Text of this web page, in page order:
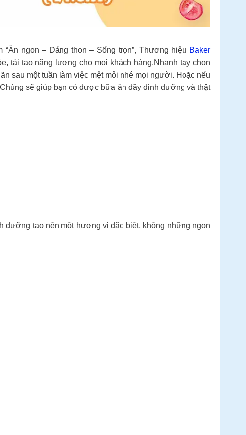
ngon – Dáng thon – Sống trọn”, Thương hiệu Baker
tái tạo năng lượng cho mọi khách hàng.Nhanh tay chọn
sau một tuần làm việc mệt mỏi nhé mọi người. Hoặc nếu
sẽ giúp bạn có được bữa ăn đầy dinh dưỡng và thật
dưỡng tạo nên một hương vị đặc biệt, không những ngon